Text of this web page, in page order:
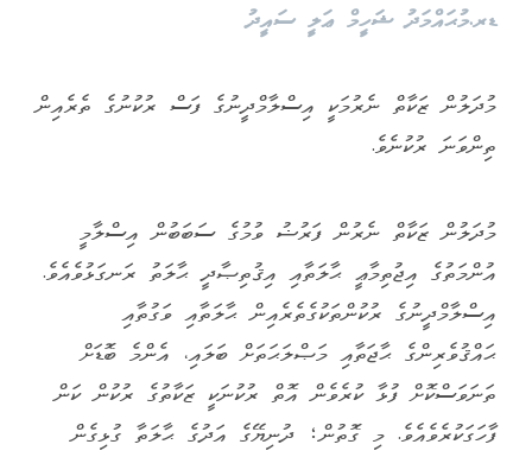
ޑރ.މުޙައްމަދު ޝަހީމް ޢަލީ ސައީދު
މުދަލުން ޒަކާތް ނެރުމަކީ އިސްލާމްދީނުގެ ފަސް ރުކުނުގެ ތެރެއިން
ތިންވަނަ ރުކުނެވެ.
މުދަލުން ޒަކާތް ނެރުން ފަރުޟު ވުމުގެ ސަބަބުން އިސްލާމީ
އުންމަތުގެ އިޖުތިމާޢީ ޙާލަތާއި އިޤުތިޞާދީ ޙާލަތު ރަނގަޅުވެއެވެ.
އިސްލާމްދީނުގެ ރުކުންތަކުގެތެރެއިން ޙާލަތާއި ވަގުތާއި
ޙައްޤުވެރިންގެ ޙާޖަތާއި މަޞްލަޙަތަށް ބަލައި، އެންމެ ބޮޑަށް
ތަނަވަސްކޮށް ފުޅާ ކުރެވެން އޮތް ރުކުނަކީ ޒަކާތުގެ ރުކުން ކަން
ފާހަގަކުރެވެއެވެ. މި ގޮތުން؛ ދުނިޔޭގެ އަދުގެ ޙާލަތާ ގުޅިގެން